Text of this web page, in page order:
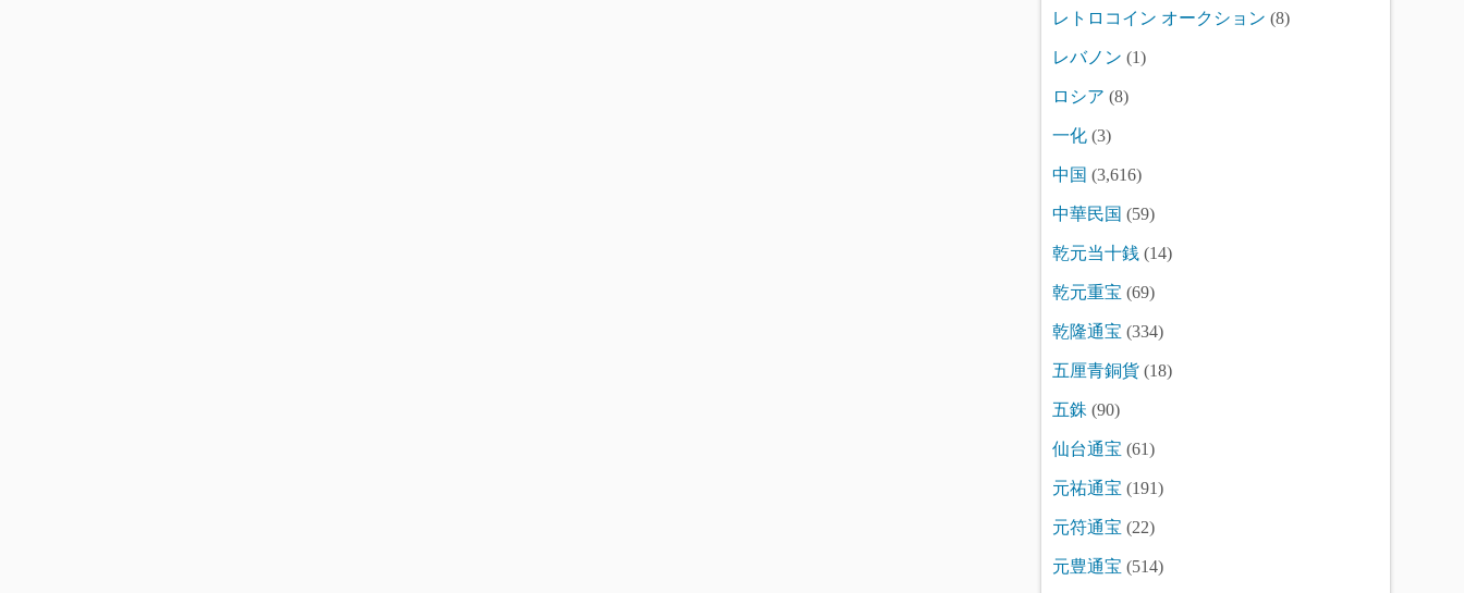
レトロコイン オークション (8)
レバノン (1)
ロシア (8)
一化 (3)
中国 (3,616)
中華民国 (59)
乾元当十銭 (14)
乾元重宝 (69)
乾隆通宝 (334)
五厘青銅貨 (18)
五銖 (90)
仙台通宝 (61)
元祐通宝 (191)
元符通宝 (22)
元豊通宝 (514)